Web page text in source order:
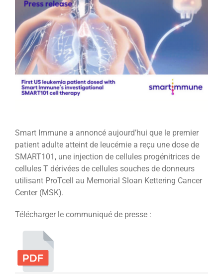
l'image
agrandie
Smart Immune a annoncé aujourd’hui que le premier
patient adulte atteint de leucémie a reçu une dose de
SMART101, une injection de cellules progénitrices de
cellules T dérivées de cellules souches de donneurs
utilisant ProTcell au Memorial Sloan Kettering Cancer
Center (MSK).
Télécharger le communiqué de presse :